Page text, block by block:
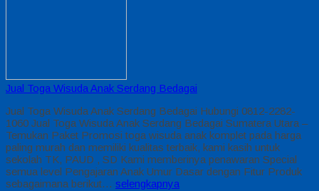
Jual Toga Wisuda Anak Serdang Bedagai
Jual Toga Wisuda Anak Serdang Bedagai Hubungi 0812-2282-
1060 Jual Toga Wisuda Anak Serdang Bedagai Sumatera Utara –
Temukan Paket Promosi toga wisuda anak komplet pada harga
paling murah dan memiliki kualitas terbaik, kami kasih untuk
sekolah TK, PAUD , SD Kami memberinya penawaran Special
semua level Pengajaran Anak Umur Dasar dengan Fitur Produk
sebagaimana berikut… selengkapnya